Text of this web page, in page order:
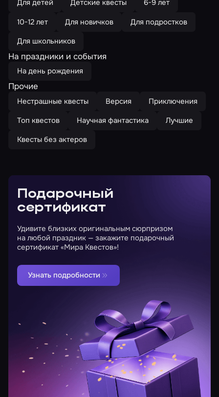
Для детей Детские квесты
6-9 лет
10-12 лет
Для новичков
Для подростков
Для школьников
На праздники и события
На день рождения
Прочие
Нестрашные квесты Версия
Приключения
Топ квестов
Научная фантастика
Лучшие
Квесты без актеров
Подарочный
сертификат
Удивите близких оригинальным сюрпризом
на любой праздник — закажите подарочный
сертификат «Мира Квестов»!
Узнать подробности